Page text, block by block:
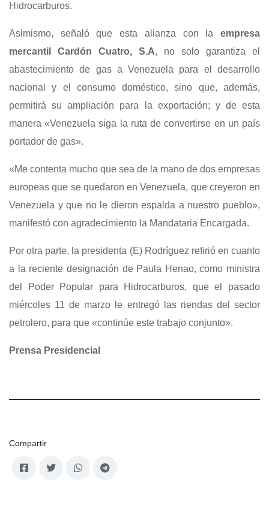
Hidrocarburos.
Asimismo, señaló que esta alianza con la empresa
mercantil Cardón Cuatro, S.A, no solo garantiza el
abastecimiento de gas a Venezuela para el desarrollo
nacional y el consumo doméstico, sino que, además,
permitirá su ampliación para la exportación; y de esta
manera «Venezuela siga la ruta de convertirse en un país
portador de gas».
«Me contenta mucho que sea de la mano de dos empresas
europeas que se quedaron en Venezuela, que creyeron en
Venezuela y que no le dieron espalda a nuestro pueblo»,
manifestó con agradecimiento la Mandataria Encargada.
Por otra parte, la presidenta (E) Rodríguez refirió en cuanto
a la reciente designación de Paula Henao, como ministra
del Poder Popular para Hidrocarburos, que el pasado
miércoles 11 de marzo le entregó las riendas del sector
petrolero, para que «continúe este trabajo conjunto».
Prensa Presidencial
Compartir